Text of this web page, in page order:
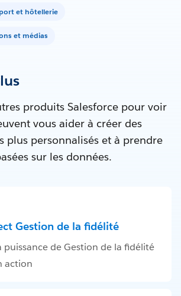
et hôtellerie
et médias
produits Salesforce pour voir
vous aider à créer des
plus personnalisés et à prendre
sur les données.
Gestion de la fidélité
de Gestion de la fidélité
action